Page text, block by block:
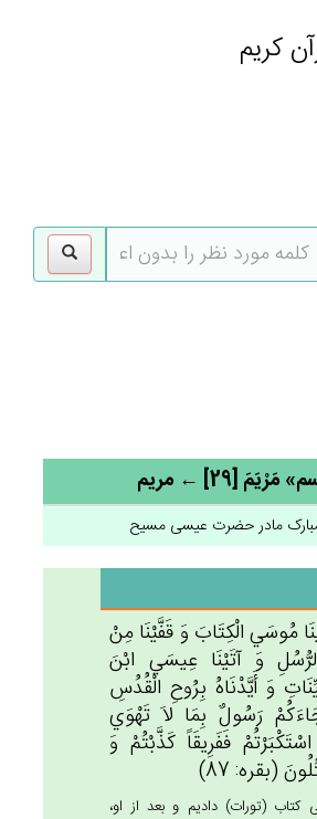
کریم
مبارک مادر حضرت عیسی مسیح
مُوسَي‌ الْكِتَاب‌َ وَ قَفَّيْنَا مِن‌ْ
وَ آتَيْنَا عِيسَي‌ ابْن‌َ
وَ أَيَّدْنَاه‌ُ بِرُوح‌ِ الْقُدُس‌ِ
رَسُول‌ٌ بِمَا لاَ تَهْوَي‌
فَفَرِيقَاً كَذَّبْتُم‌ْ وَ
(بقره: 87)
كتاب (تورات) داديم و بعد از او،